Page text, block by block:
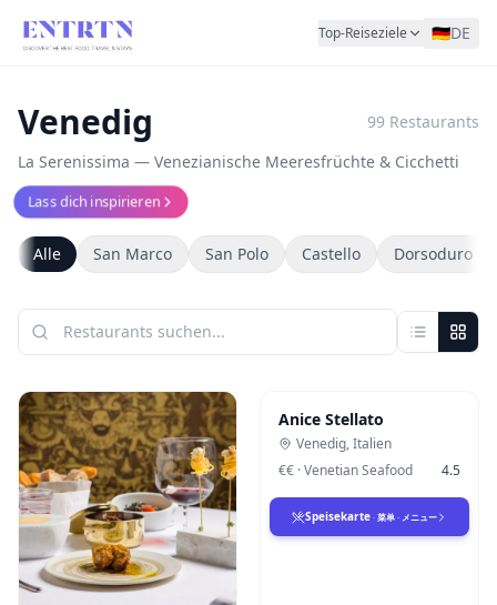
Top-Reiseziele 🇩🇪DE
Venedig 99 Restaurants
La Serenissima — Venezianische Meeresfrüchte & Cicchetti
Lass dich inspirieren
Alle San Marco San Polo Castello Dorsoduro
Anice Stellato
Venedig,Italien
€€ ·Venetian Seafood 4.5
Speisekarte · 菜单 · メニュー